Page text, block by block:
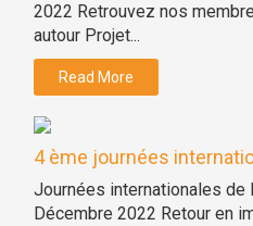
2022 Retrouvez nos
autour Projet...
Read More
4 ème journées
Journées internationales de
Décembre 2022 Retour en